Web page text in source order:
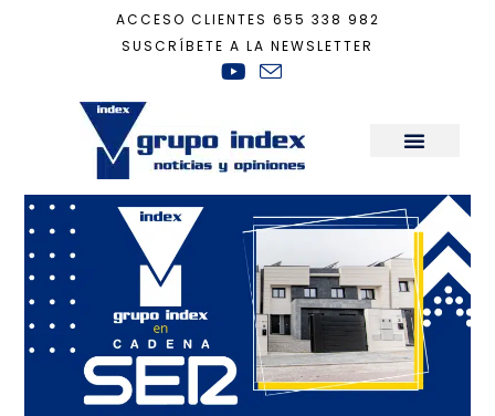
ACCESO CLIENTES 655 338 982
SUSCRÍBETE A LA NEWSLETTER
Actualidad